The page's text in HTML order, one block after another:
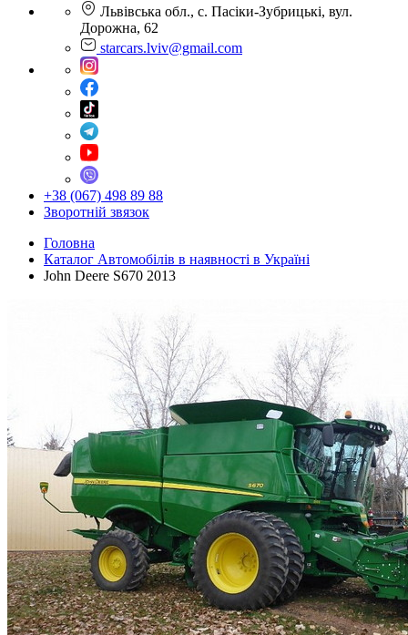
Львівська обл., с. Пасіки-Зубрицькі, вул.
Дорожна, 62
starcars.lviv@gmail.com
+38 (067) 498 89 88
Зворотній звязок
Головна
Каталог Автомобілів в наявності в Україні
John Deere S670 2013